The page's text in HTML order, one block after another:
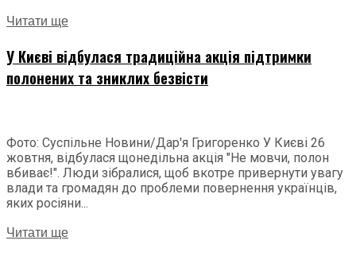
Читати ще
У Києві відбулася традиційна акція підтримки
полонених та зниклих безвісти
Фото: Суспільне Новини/Дар'я Григоренко У Києві 26
жовтня, відбулася щонедільна акція "Не мовчи, полон
вбиває!". Люди зібралися, щоб вкотре привернути увагу
влади та громадян до проблеми повернення українців,
яких росіяни...
Читати ще